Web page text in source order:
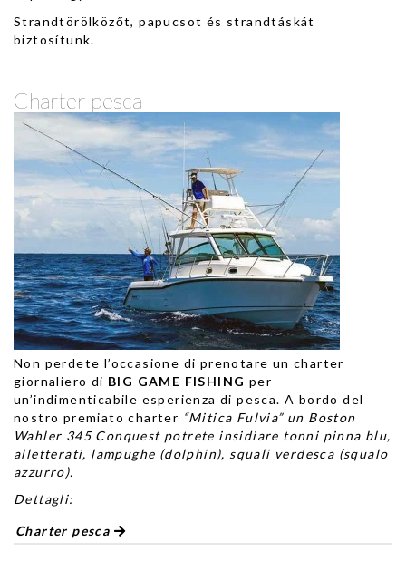
Strandtörölközőt, papucsot és strandtáskát
biztosítunk.
Charter pesca
Non perdete l’occasione di prenotare un charter
giornaliero di BIG GAME FISHING per
un’indimenticabile esperienza di pesca. A bordo del
nostro premiato charter “Mitica Fulvia” un Boston
Wahler 345 Conquest potrete insidiare tonni pinna blu,
alletterati, lampughe (dolphin), squali verdesca (squalo
azzurro).
Dettagli:
Charter pesca